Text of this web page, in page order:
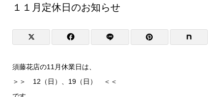
１１月定休日のお知らせ
須藤花店の11月休業日は、
＞＞ 12（日）、19（日） ＜＜